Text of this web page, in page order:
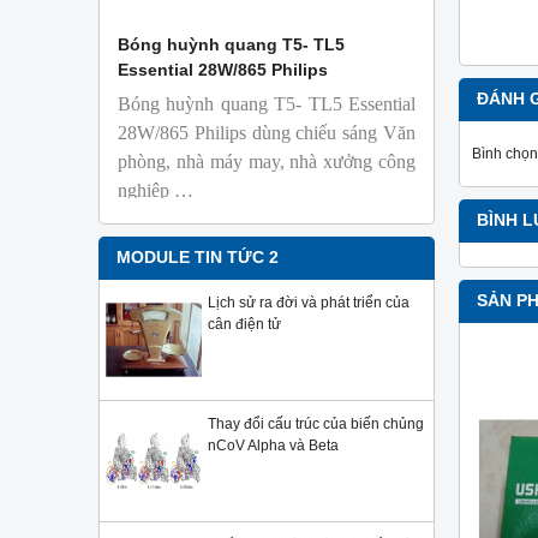
Bóng huỳnh quang T5- TL5
Essential 28W/865 Philips
Bóng huỳnh quang T5- TL5 Essential
28W/865 Philips dùng chiếu sáng Văn
phòng, nhà máy may, nhà xưởng công
nghiệp …
18W/965
TL-D
nhiên
sử dụng
Sản
MODULE TIN TỨC 2
Lịch sử ra đời và phát triển của
cân điện tử
Thay đổi cấu trúc của biến chủng
nCoV Alpha và Beta
ĐÁNH
Bình
BÌNH
SẢN